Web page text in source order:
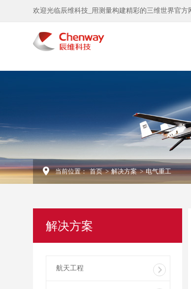
欢迎光临辰维科技_用测量构建精彩的三维世界官方
当前位置： 首页 > 解决方案 > 电气重工
解决方案
航天工程